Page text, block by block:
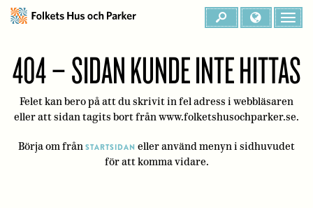
404 – SIDAN KUNDE INTE HITTAS
Felet kan bero på att du skrivit in fel adress i webbläsaren
eller att sidan tagits bort från www.folketshusochparker.se.
Börja om från STARTSIDAN eller använd menyn i sidhuvudet
för att komma vidare.